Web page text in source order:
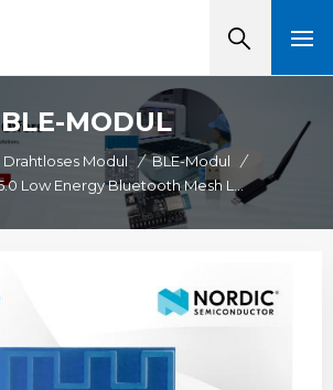
BLE-MODUL
Drahtloses Modul / BLE-Modul
/
Bluetooth 5.0 Low Energy Bluetooth Mesh Low Energy NRF52832 Modul RF-BM-ND04